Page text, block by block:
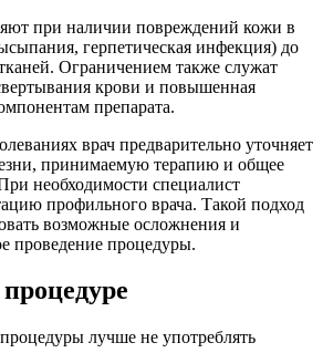
при наличии повреждений кожи в
герпетическая инфекция) до
Ограничением также служат
крови и повышенная
препарата.
врач предварительно уточняет
принимаемую терапию и общее
необходимости специалист
профильного врача. Такой подход
возможные осложнения и
проведение процедуры.
лучше не употреблять